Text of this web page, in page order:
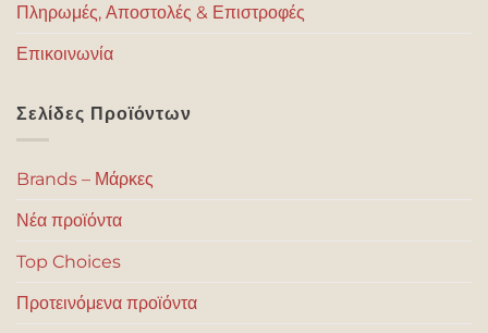
Πληρωμές, Αποστολές & Επιστροφές
Επικοινωνία
Σελίδες Προϊόντων
Brands – Μάρκες
Νέα προϊόντα
Top Choices
Προτεινόμενα προϊόντα